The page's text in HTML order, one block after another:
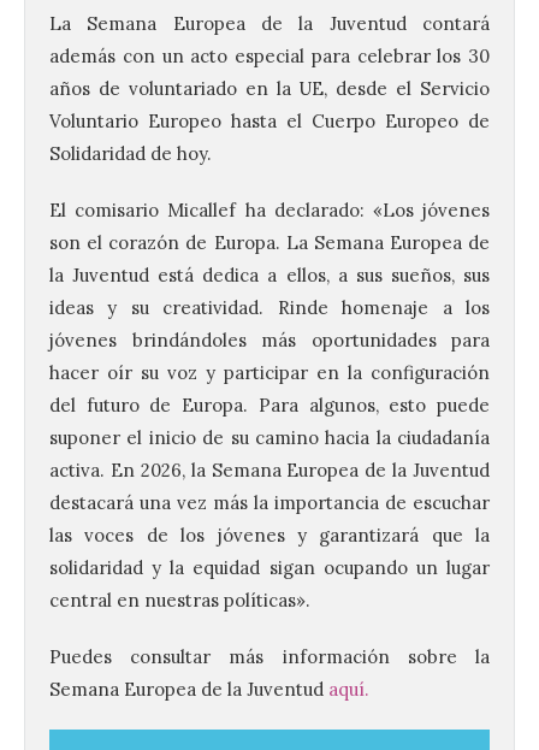
La Semana Europea de la Juventud contará
además con un acto especial para celebrar los 30
años de voluntariado en la UE, desde el Servicio
Voluntario Europeo hasta el Cuerpo Europeo de
Solidaridad de hoy.
El comisario Micallef ha declarado: «Los jóvenes
son el corazón de Europa. La Semana Europea de
la Juventud está dedica a ellos, a sus sueños, sus
ideas y su creatividad. Rinde homenaje a los
jóvenes brindándoles más oportunidades para
hacer oír su voz y participar en la configuración
del futuro de Europa. Para algunos, esto puede
suponer el inicio de su camino hacia la ciudadanía
activa. En 2026, la Semana Europea de la Juventud
destacará una vez más la importancia de escuchar
las voces de los jóvenes y garantizará que la
solidaridad y la equidad sigan ocupando un lugar
central en nuestras políticas».
Puedes consultar más información sobre la
Semana Europea de la Juventud aquí.
Vuelve la tradicional Feria
de Dulces del Convento a